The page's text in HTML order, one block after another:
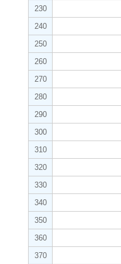
230
240
250
260
270
280
290
300
310
320
330
340
350
360
370